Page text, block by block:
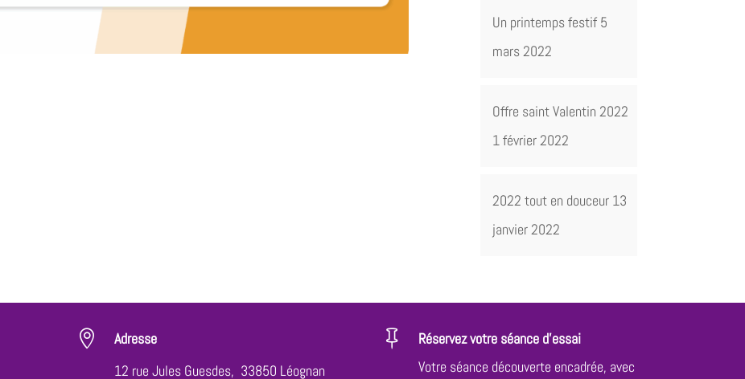
Un printemps festif 5
mars 2022
Offre saint Valentin 2022
1 février 2022
2022 tout en douceur 13
janvier 2022

Adresse
12 rue Jules Guesdes, 33850 Léognan

Réservez votre séance d'essai
Votre séance découverte encadrée, avec